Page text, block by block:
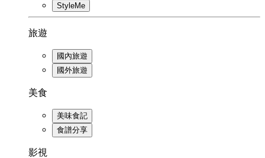
StyleMe
旅遊
國內旅遊
國外旅遊
美食
美味食記
食譜分享
影視